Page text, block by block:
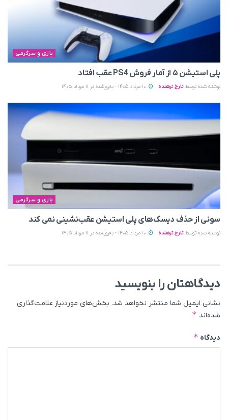
بازی و سرگرمی
پلی استیشن ۵ از آمار فروش PS4 عقب افتاد
نوشته شده توسط تارخ ترهنده
بازی و سرگرمی
سونی از حذف دیسک‌های پلی استیشن عقب‌نشینی نمی‌ کند
نوشته شده توسط تارخ ترهنده
دیدگاهتان را بنویسید
نشانی ایمیل شما منتشر نخواهد شد. بخش‌های موردنیاز علامت‌گذاری
شده‌اند *
دیدگاه *